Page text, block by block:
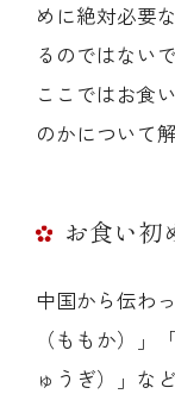
めに絶対必要
るのではない
ここではお食
のかについて
お食い初
中国から伝わ
（ももか）」
ゅうぎ）」な